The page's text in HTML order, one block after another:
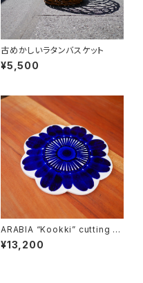
古めかしいラタンバスケット
¥5,500
ARABIA “Kookki” cutting b
oard
¥13,200